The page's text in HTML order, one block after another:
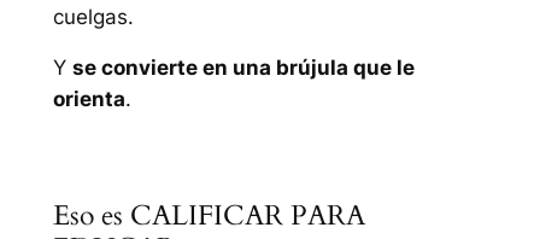
cuelgas.
Y se convierte en una brújula que le
orienta.
Eso es CALIFICAR PARA